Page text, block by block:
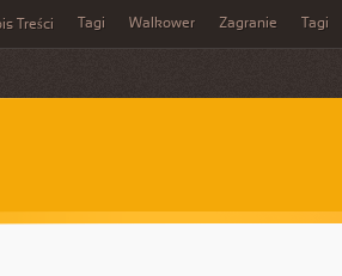
Treści Tagi Walkower Zagranie Tagi